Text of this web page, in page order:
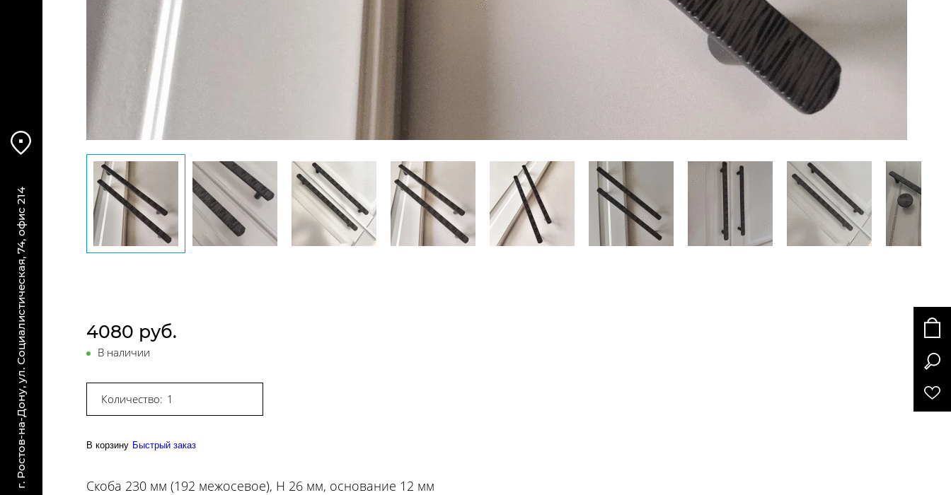
г. Ростов-на-Дону, ул. Социалистическая, 74, офис 214 4080 руб.
В наличии
Количество:
В корзину Быстрый заказ
Скоба 230 мм (192 межосевое), Н 26 мм, основание 12 мм